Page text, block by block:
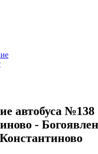
автобуса
-